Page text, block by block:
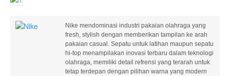
Nike mendominasi industri pakaian olahraga yang
fresh, stylish dengan memberikan tampilan ke arah
pakaian casual. Sepatu untuk latihan maupun sepatu
hi-top menampilakan inovasi terbaru dalam teknologi
olahraga, memiliki detail refrensi yang terarah untuk
tetap terdepan dengan pilihan warna yang modern